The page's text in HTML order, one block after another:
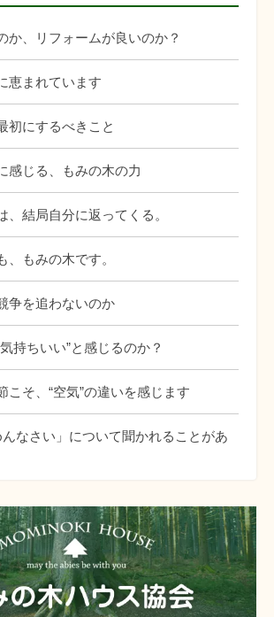
か、リフォームが良いのか？
恵まれています
初にするべきこと
感じる、もみの木の力
、結局自分に返ってくる。
、もみの木です。
争を追わないのか
持ちいい”と感じるのか？
こそ、“空気”の違いを感じます
んなさい」について聞かれることがあ